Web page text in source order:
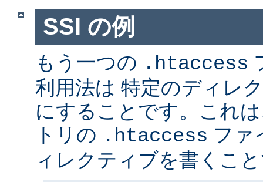
SSI の例
もう一つの .htaccess
利用法は 特定のディレ
にすることです。これ
トリの .htaccess ファ
ィレクティブを書くこ